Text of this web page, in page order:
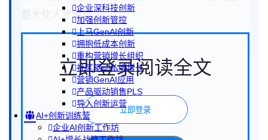
企业深科技创新
加强创新管控
上马GenAI创新
拥抱低成本创新
重构营销增长组织
社区驱动私域增长
营销GenAI应用
产品驱动销售PLS
导入创新运营
AI+创新训练营
企业AI创新工作坊
最大化人才潜能。
立即登录阅读全文
立即登录